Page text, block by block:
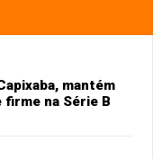
mantém
firme na Série B